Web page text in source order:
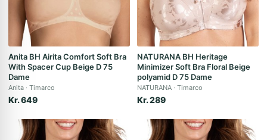
Anita BH Airita Comfort Soft Bra
With Spacer Cup Beige D 75
Dame
Anita Timarco
Kr. 649
NATURANA BH Heritage
Minimizer Soft Bra Floral Beige
polyamid D 75 Dame
NATURANA Timarco
Kr. 289